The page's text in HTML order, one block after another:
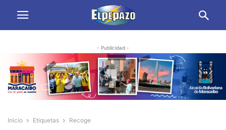
- Publicidad -
Inicio Etiquetas Recoge